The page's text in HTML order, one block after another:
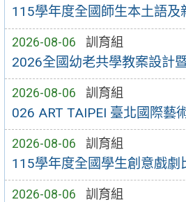
115學年度全國師生本土語及
2026-08-06 訓育組
2026全國幼老共學教案設計
2026-08-06 訓育組
026 ART TAIPEI 臺北國際藝
2026-08-06 訓育組
115學年度全國學生創意戲劇
2026-08-06 訓育組